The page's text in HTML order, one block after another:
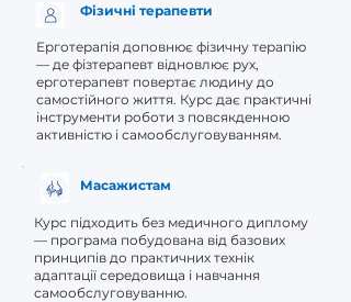
Фізичні терапевти
Ерготерапія доповнює фізичну терапію
— де фізтерапевт відновлює рух,
ерготерапевт повертає людину до
самостійного життя. Курс дає практичні
інструменти роботи з повсякденною
активністю і самообслуговуванням.
Масажистам
Курс підходить без медичного диплому
— програма побудована від базових
принципів до практичних технік
адаптації середовища і навчання
самообслуговуванню.